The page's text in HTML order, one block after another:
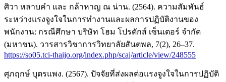
ศิวา หลาบคำ และ กล้าหาญ ณ น่าน. (2564). ความสัมพันธ์
ระหว่างแรงจูงใจในการทำงานและผลการปฏิบัติงานของ
พนักงาน: กรณีศึกษา บริษัท โฮม โปรดักส์ เซ็นเตอร์ จำกัด
(มหาชน). วารสารวิชาการวิทยาลัยสันตพล, 7(2), 26–37.
https://so05.tci-thaijo.org/index.php/scaj/article/view/248555
ศุภฤกษ์ บุตรแพง. (2567). ปัจจัยที่ส่งผลต่อแรงจูงใจในการปฏิบัติ